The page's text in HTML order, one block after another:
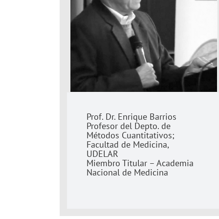
Prof. Dr. Enrique Barrios
Profesor del Depto. de
Métodos Cuantitativos;
Facultad de Medicina,
UDELAR
Miembro Titular – Academia
Nacional de Medicina